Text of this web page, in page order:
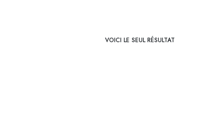
VOICI LE SEUL RÉSULTAT